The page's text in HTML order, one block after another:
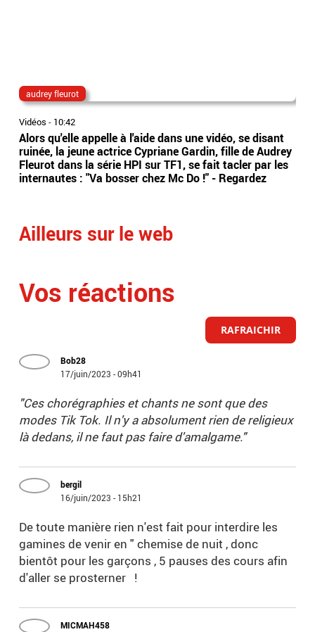
audrey fleurot
Vidéos - 10:42
Alors qu'elle appelle à l'aide dans une vidéo, se disant
ruinée, la jeune actrice Cypriane Gardin, fille de Audrey
Fleurot dans la série HPI sur TF1, se fait tacler par les
internautes : "Va bosser chez Mc Do !" - Regardez
Ailleurs sur le web
Vos réactions
RAFRAICHIR
Bob28
17/juin/2023 - 09h41
"Ces chorégraphies et chants ne sont que des
modes Tik Tok. Il n'y a absolument rien de religieux
là dedans, il ne faut pas faire d'amalgame."
bergil
16/juin/2023 - 15h21
De toute manière rien n'est fait pour interdire les
gamines de venir en " chemise de nuit , donc
bientôt pour les garçons , 5 pauses des cours afin
d'aller se prosterner !
MICMAH458